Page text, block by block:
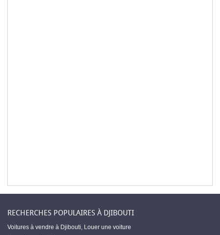
RECHERCHES POPULAIRES À DJIBOUTI
Voitures à vendre à Djibouti, Louer une voiture